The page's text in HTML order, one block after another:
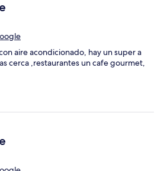
aire acondicionado, hay un super a
cerca ,restaurantes un cafe gourmet,